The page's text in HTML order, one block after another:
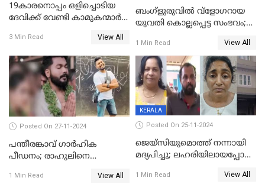
19കാരനൊപ്പം ഒളിച്ചൊടിയ
ദേവിക്ക് വേണ്ടി കാമുകന്മാർ
സംഭവിച്ചത്
3 Min Read View All
ബംഗ്‌ളുരുവില്‍ വ്‌ളോഗറായ
യുവതി കൊല്ലപ്പെട്ട സംഭവം;
ഊര്‍ജിതമാക്കി
1 Min Read View All
Posted On 27-11-2024
പന്തീരങ്കാവ് ഗാർഹിക
പീഡനം; രാഹുലിനെ
പൊലീസ് കോടതിയിൽ
1 Min Read View All
KERALA
Posted On 25-11-2024
ജെയ്‌സിയുമൊത്ത് നന്നായി
മദ്യപിച്ചു; ലഹരിയിലായപ്പോൾ
പലവട്ടം അടിച്ചു;
1 Min Read View All